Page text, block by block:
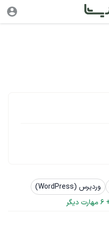
وردپرس (WordPress)
6 مهارت دیگر